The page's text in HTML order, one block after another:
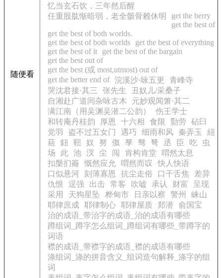
随便看
忆当玄石饮，三年然后醒
任重股肱惭暗弱，老全骸骨赖休明
get the berry
get the best of
get the best of both worlds.
get the best of both worlds
get the best of everything
get the best of it
get the best of the bargain
get the best out of
get the best (或 most,utmost) out of
get the better end of 浣溪沙·咏五更
青峰寺
哭沈君接·其三
张先生
丑奴儿/采桑子
自湘赴广道间杂咏古木
元妙观闻箫·其二
满江南（用吴渊吴潜二公韵）
伤王学士
和转庵丹桂韵
厚恩 十六相 食限 勚劳
砧臼
党羽
盗不过五女门 遇巧 细雨和风 秦弄玉
紐
莥
鈕 靵 奴 努 伮 孥 驽 弩 丞 臣 吃
虫
场
此 池 汊 尘 闯 肯构肯堂
喟然太息
扣槃扪籥
慨然应允 喟然而叹
快人快语
口似悬河 刻薄寡恩 抗尘走俗 口干舌焦
差异
仇恨
逞强 出击 常客 吹嘘 承认 财富
呈现
采用
天狗星坠 桦甸市 日亲以察 警州
崃山
耶律庶成 耶律制心 耶律屋质 郑潜
俞国宝
治的成语_带治字的成语_治的成语有哪些
蹲组词_蹲字怎么组词_蹲组词有哪些_带蹲字的
词语
襟的成语_带襟字的成语_襟的成语有哪些
涤组词_涤的拼音含义_组词造句解释_涤字的组
词